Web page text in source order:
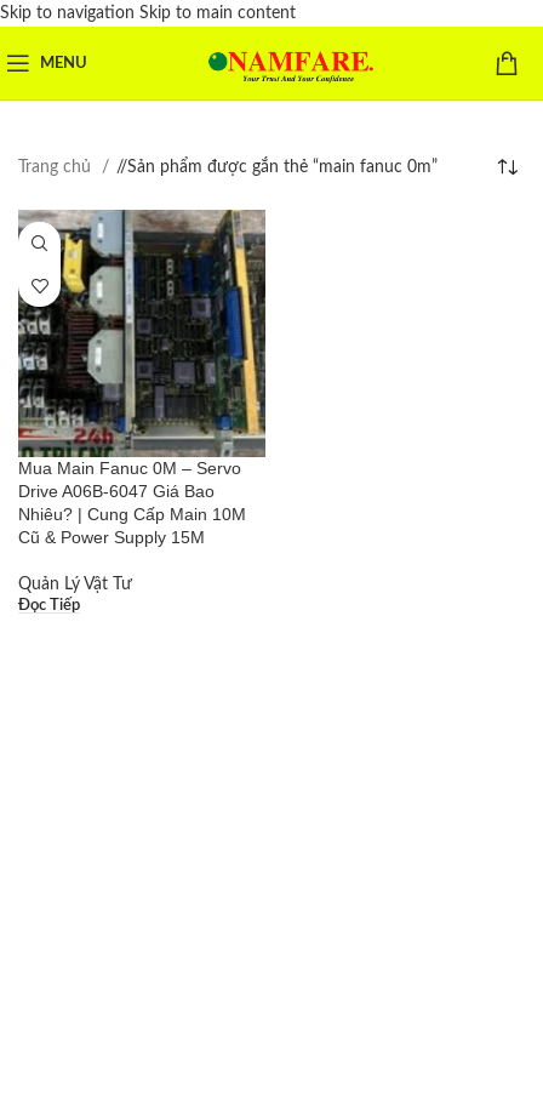
Skip to navigation Skip to main content
MENU
Trang chủ / Sản phẩm được gắn thẻ “main fanuc 0m”
Mua Main Fanuc 0M – Servo
Drive A06B-6047 Giá Bao
Nhiêu? | Cung Cấp Main 10M
Cũ & Power Supply 15M
Quản Lý Vật Tư
Đọc Tiếp